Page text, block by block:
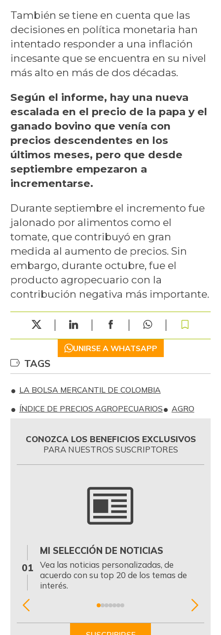
También se tiene en cuenta que las
decisiones en política monetaria han
intentado responder a una inflación
incesante que se encuentra en su nivel
más alto en más de dos décadas.
Según el informe, hay una nueva
escalada en el precio de la papa y el
ganado bovino que venía con
precios descendentes en los
últimos meses, pero que desde
septiembre empezaron a
incrementarse.
Durante septiembre el incremento fue
jalonado por alimentos como el
tomate, que contribuyó en gran
medida al aumento de precios. Sin
embargo, durante octubre, fue el
producto agropecuario con la
contribución negativa más importante.
UNIRSE A WHATSAPP
TAGS
LA BOLSA MERCANTIL DE COLOMBIA
ÍNDICE DE PRECIOS AGROPECUARIOS
AGRO
CONOZCA LOS BENEFICIOS EXCLUSIVOS
PARA NUESTROS SUSCRIPTORES
01
MI SELECCIÓN DE NOTICIAS
Vea las noticias personalizadas, de
acuerdo con su top 20 de los temas de
interés.
Item